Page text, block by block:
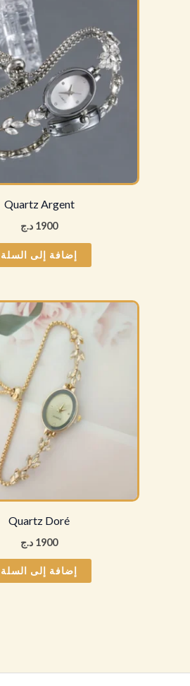
Quartz Argent
1900 د.ج
إضافة إلى السلة
Quartz Doré
1900 د.ج
إضافة إلى السلة